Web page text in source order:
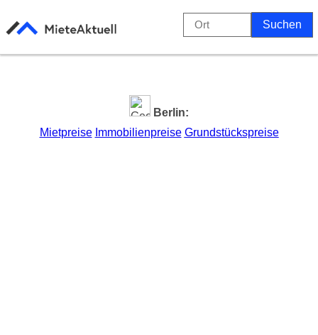
Berlin:
Mietpreise Immobilienpreise Grundstückspreise